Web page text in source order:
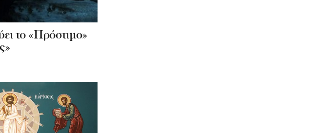
το «Πρόστιμο»